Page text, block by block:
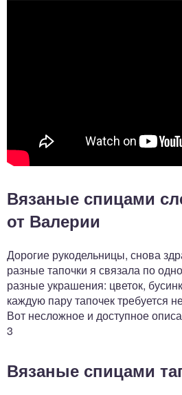
Вязаные спицами
от Валерии
Дорогие рукодельницы, снова
разные тапочки я связала по
разные украшения: цветок,
каждую пару тапочек требуется
Вот несложное и доступное
3
Вязаные спицами